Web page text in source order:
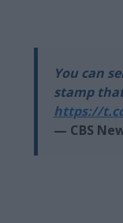
You can
stamp
https://
— CBS